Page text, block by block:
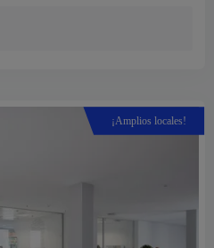
¡Amplios locales!